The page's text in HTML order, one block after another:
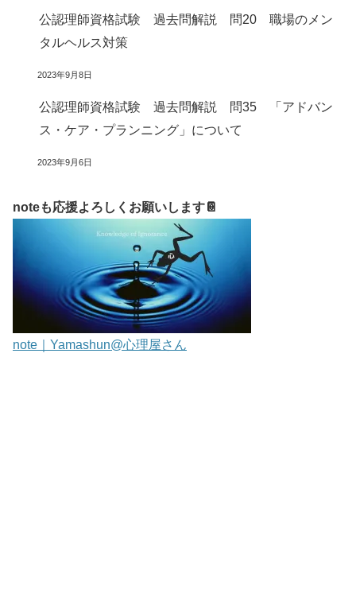
公認理師資格試験 過去問解説 問20 職場のメン
タルヘルス対策
2023年9月8日
公認理師資格試験 過去問解説 問35 「アドバン
ス・ケア・プランニング」について
2023年9月6日
noteも応援よろしくお願いします📔
note｜Yamashun@心理屋さん